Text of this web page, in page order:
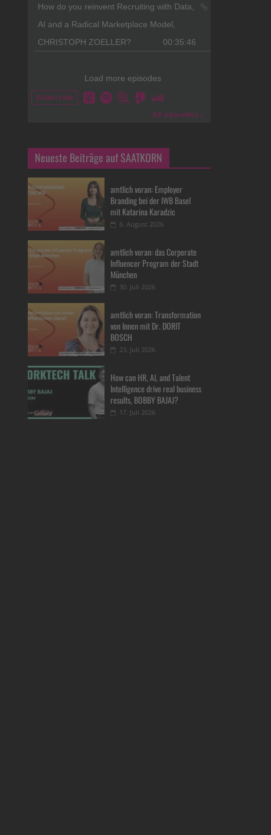
Neueste Beiträge auf SAATKORN
amtlich voran: Employer
Branding bei der IWB Basel
mit Katarina Karadzic
6. August 2026
amtlich voran: das Corporate
Influencer Program der Stadt
München
30. Juli 2026
amtlich voran: Transformation
von Innen mit Dr. DORIT
BOSCH
23. Juli 2026
How can HR, AI, and Talent
Intelligence drive real business
results, BOBBY BAJAJ?
17. Juli 2026